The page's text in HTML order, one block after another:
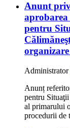
Anunt
pentru
Administrator
Anunț
pentru
al primarului
procedurii de